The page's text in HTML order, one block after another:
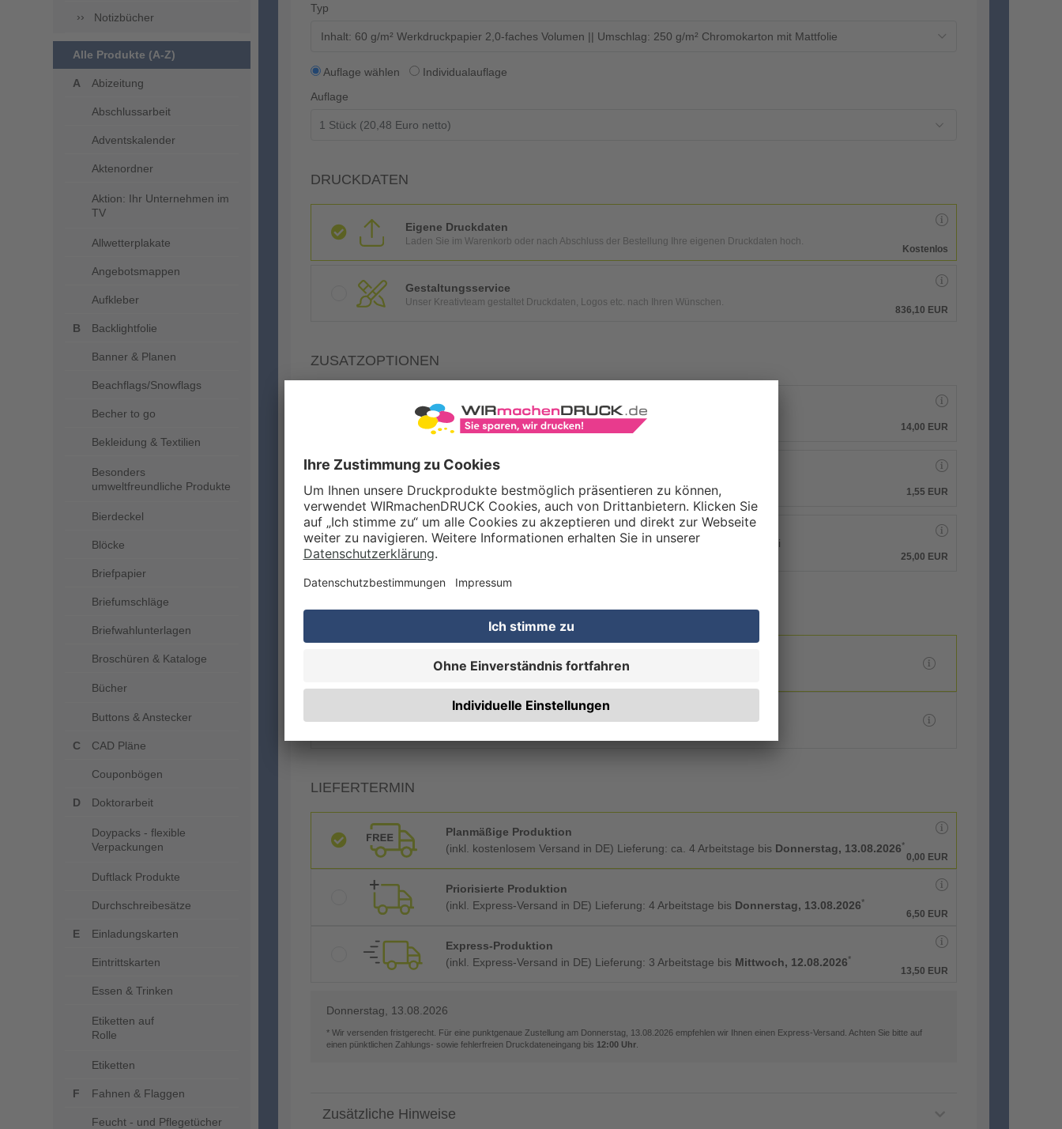
Notizbücher
Alle Produkte (A-Z)
Abizeitung
Abschlussarbeit
Adventskalender
Aktenordner
Aktion: Ihr Unternehmen im
TV
Allwetterplakate
Angebotsmappen
Aufkleber
Backlightfolie
Banner & Planen
Beachflags/Snowflags
Becher to go
Bekleidung & Textilien
Besonders
umweltfreundliche Produkte
Bierdeckel
Blöcke
Briefpapier
Briefumschläge
Briefwahlunterlagen
Broschüren & Kataloge
Bücher
Buttons & Anstecker
CAD Pläne
Couponbögen
Doktorarbeit
Doypacks - flexible
Verpackungen
Duftlack Produkte
Durchschreibesätze
Einladungskarten
Eintrittskarten
Essen & Trinken
Etiketten auf
Rolle
Etiketten
Fahnen & Flaggen
Feucht - und Pflegetücher
Typ
Inhalt: 60 g/m² Werkdruckpapier 2,0-faches Volumen || Umschlag: 250 g/m² Chromokarton mit Mattfolie
Auflage wählen
Individualauflage
Auflage
DRUCKDATEN
Eigene Druckdaten
Laden Sie im Warenkorb oder nach Abschluss der Bestellung Ihre eigenen Druckdaten hoch.
Kostenlos
Gestaltungsservice
Unser Kreativteam gestaltet Druckdaten, Logos etc. nach Ihren Wünschen.
836,10 EUR
ZUSATZOPTIONEN
Qualitätskontrolle (von Experten empf.)
14,00 EUR
1,55 EUR
Konvertierung Ihrer Daten (Word, Illustrator oder InDesign) in eine PDF-Druckdatei
25,00 EUR
MEHRWERTSTEUERSATZ
7% MwSt.
LIEFERTERMIN
Planmäßige Produktion
(inkl. kostenlosem Versand in DE) Lieferung: ca. 4 Arbeitstage bis Donnerstag, 13.08.2026*
0,00 EUR
Priorisierte Produktion
(inkl. Express-Versand in DE) Lieferung: 4 Arbeitstage bis Donnerstag, 13.08.2026*
6,50 EUR
Express-Produktion
(inkl. Express-Versand in DE) Lieferung: 3 Arbeitstage bis Mittwoch, 12.08.2026*
13,50 EUR
Donnerstag, 13.08.2026
* Wir versenden fristgerecht. Für eine punktgenaue Zustellung am Donnerstag, 13.08.2026 empfehlen wir Ihnen einen Express-Versand. Achten Sie bitte auf
einen pünktlichen Zahlungs- sowie fehlerfreien Druckdateneingang bis 12:00 Uhr
Zusätzliche Hinweise